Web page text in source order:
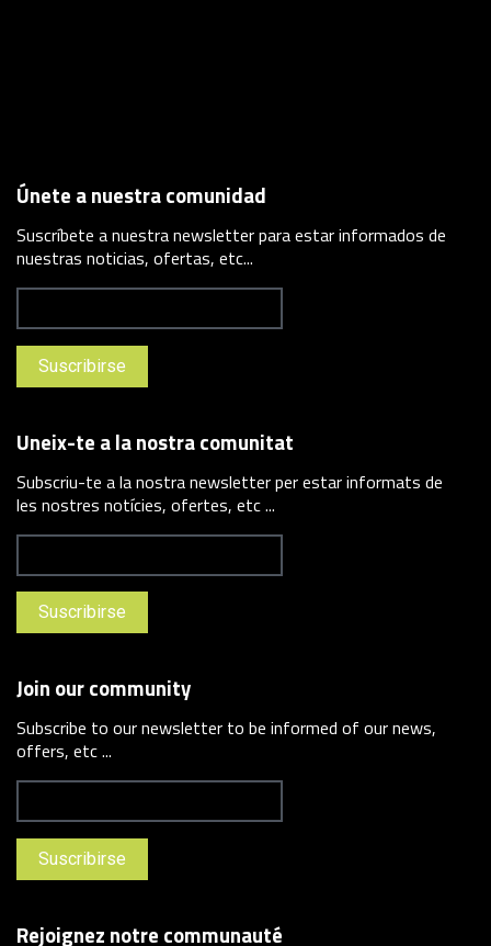
Únete a nuestra comunidad
Suscríbete a nuestra newsletter para estar informados de
nuestras noticias, ofertas, etc...
Uneix-te a la nostra comunitat
Subscriu-te a la nostra newsletter per estar informats de
les nostres notícies, ofertes, etc ...
Join our community
Subscribe to our newsletter to be informed of our news,
offers, etc ...
Rejoignez notre communauté